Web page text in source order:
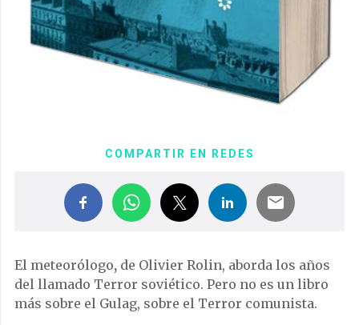
COMPARTIR EN REDES
El meteorólogo, de Olivier Rolin, aborda los años
del llamado Terror soviético. Pero no es un libro
más sobre el Gulag, sobre el Terror comunista.